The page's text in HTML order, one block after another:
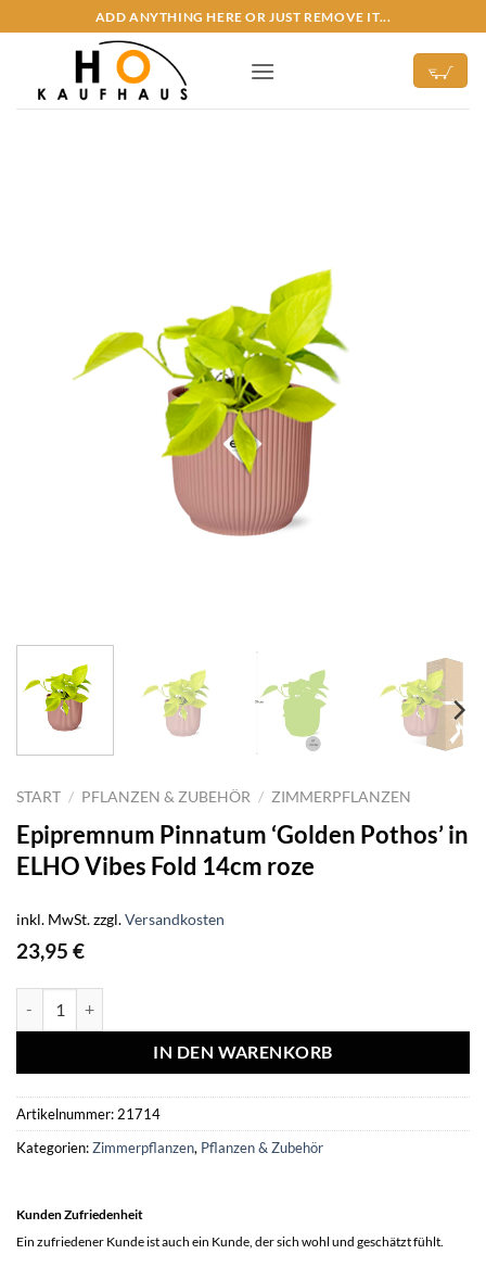
Inhalt
ADD ANYTHING HERE OR JUST REMOVE IT...
START / PFLANZEN & ZUBEHÖR / ZIMMERPFLANZEN
Epipremnum Pinnatum ‘Golden Pothos’ in
ELHO Vibes Fold 14cm roze
inkl. MwSt.zzgl.Versandkosten
23,95 €
IN DEN WARENKORB
Artikelnummer: 21714
Kategorien:Zimmerpflanzen, Pflanzen & Zubehör
Kunden Zufriedenheit
Ein zufriedener Kunde ist auch ein Kunde, der sich wohl und geschätzt fühlt.